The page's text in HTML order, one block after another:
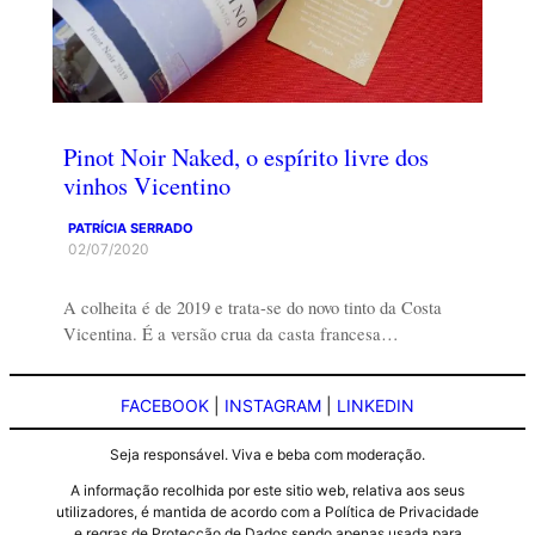
Pinot Noir Naked, o espírito livre dos
vinhos Vicentino
PATRÍCIA SERRADO
02/07/2020
A colheita é de 2019 e trata-se do novo tinto da Costa
Vicentina. É a versão crua da casta francesa…
FACEBOOK INSTAGRAM LINKEDIN
Seja responsável. Viva e beba com moderação.
A informação recolhida por este sitio web, relativa aos seus
utilizadores, é mantida de acordo com a Política de Privacidade